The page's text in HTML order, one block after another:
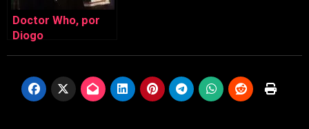
Doctor Who, por
Diogo